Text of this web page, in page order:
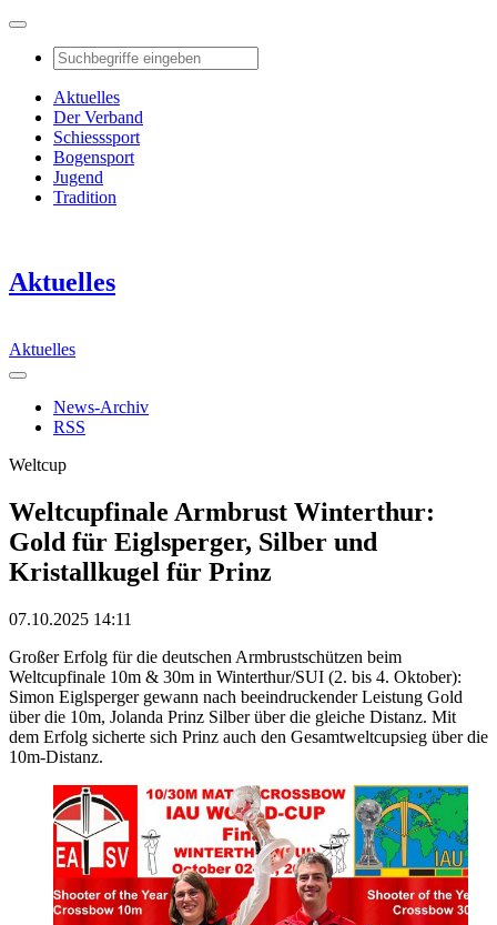
Aktuelles
Der Verband
Schiesssport
Bogensport
Jugend
Tradition
Aktuelles
Aktuelles
News-Archiv
RSS
Weltcup
Weltcupfinale Armbrust Winterthur:
Gold für Eiglsperger, Silber und
Kristallkugel für Prinz
07.10.2025 14:11
Großer Erfolg für die deutschen Armbrustschützen beim
Weltcupfinale 10m & 30m in Winterthur/SUI (2. bis 4. Oktober):
Simon Eiglsperger gewann nach beeindruckender Leistung Gold
über die 10m, Jolanda Prinz Silber über die gleiche Distanz. Mit
dem Erfolg sicherte sich Prinz auch den Gesamtweltcupsieg über die
10m-Distanz.